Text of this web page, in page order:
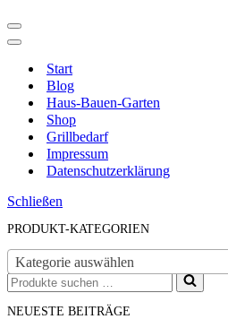
Navigationsmenü
Navigationsmenü
Start
Blog
Haus-Bauen-Garten
Shop
Grillbedarf
Impressum
Datenschutzerklärung
Schließen
PRODUKT-KATEGORIEN
Kategorie auswählen
Suchen
nach …
NEUESTE BEITRÄGE